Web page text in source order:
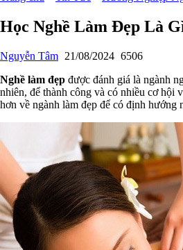
Học Nghề Làm Đẹp Là
Nguyễn Tâm 21/08/2024 6506
Nghề làm đẹp được đánh giá là ngành
nhiên, để thành công và có nhiều cơ hội
hơn về ngành làm đẹp để có định hướng